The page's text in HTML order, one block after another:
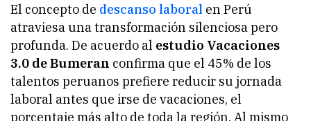
El concepto de descanso laboral en Perú
atraviesa una transformación silenciosa pero
profunda. De acuerdo al estudio Vacaciones
3.0 de Bumeran confirma que el 45% de los
talentos peruanos prefiere reducir su jornada
laboral antes que irse de vacaciones, el
porcentaje más alto de toda la región. Al mismo